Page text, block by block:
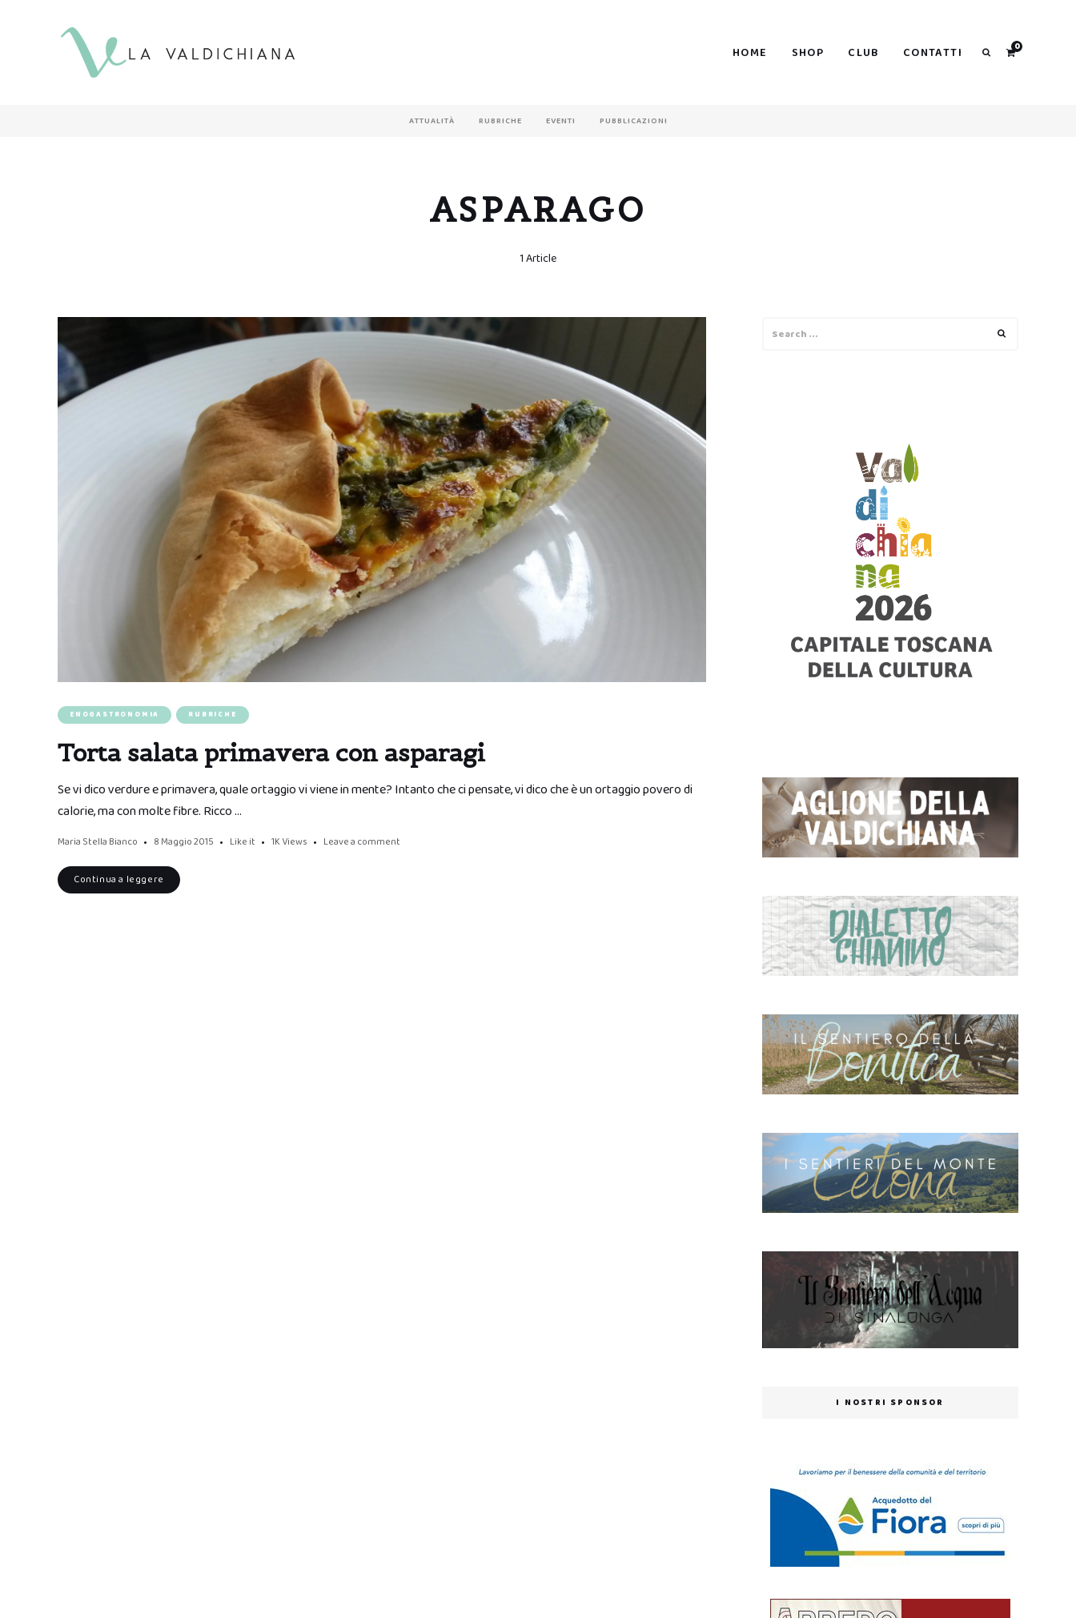
HOME SHOP CLUB CONTATTI 0
ATTUALITÀ RUBRICHE EVENTI PUBBLICAZIONI
ASPARAGO
1 Article
ENOGASTRONOMIA RUBRICHE
Torta salata primavera con asparagi
Se vi dico verdure e primavera, quale ortaggio vi viene in mente? Intanto che ci pensate, vi dico che è un ortaggio povero di
calorie, ma con molte fibre. Ricco …
Maria Stella Bianco 8 Maggio 2015 Like it 1K Views Leave a comment
Continua a leggere
for:
I NOSTRI SPONSOR